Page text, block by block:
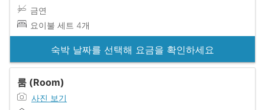
금연
요이불 세트 4개
숙박 날짜를 선택해 요금을 확인하세요
룸 (Room)
사진 보기